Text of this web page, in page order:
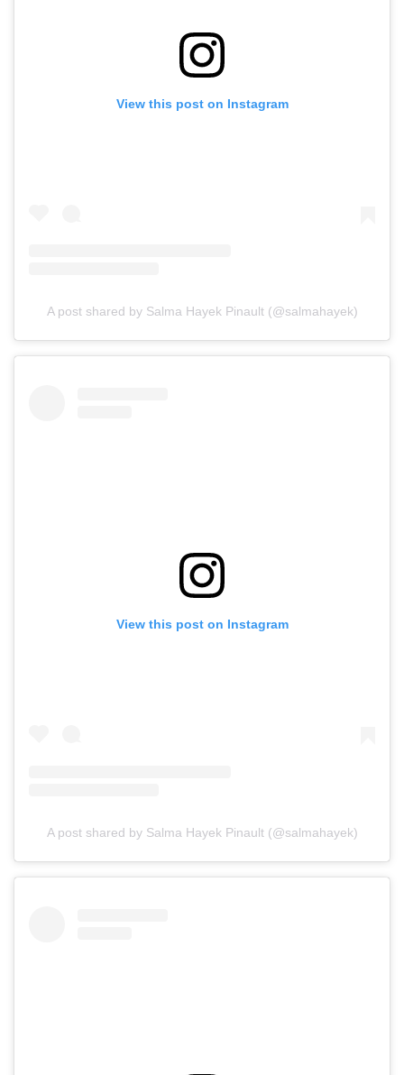
View this post on Instagram
A post shared by Salma Hayek Pinault (@salmahayek)
View this post on Instagram
A post shared by Salma Hayek Pinault (@salmahayek)